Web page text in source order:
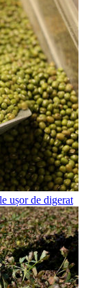
ușor de digerat